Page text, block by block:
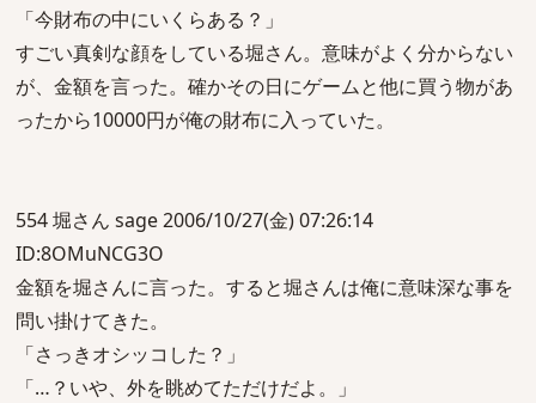
「今財布の中にいくらある？」
すごい真剣な顔をしている堀さん。意味がよく分からない
が、金額を言った。確かその日にゲームと他に買う物があ
ったから10000円が俺の財布に入っていた。
554 堀さん sage 2006/10/27(金) 07:26:14
ID:8OMuNCG3O
金額を堀さんに言った。すると堀さんは俺に意味深な事を
問い掛けてきた。
「さっきオシッコした？」
「…？いや、外を眺めてただけだよ。」